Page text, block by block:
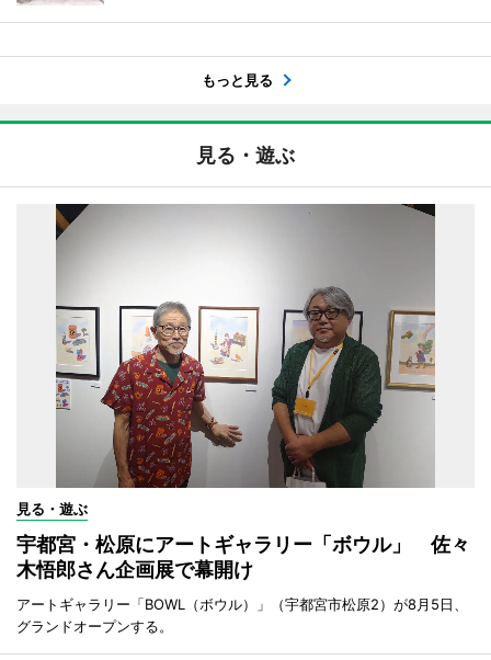
もっと見る
見る・遊ぶ
見る・遊ぶ
宇都宮・松原にアートギャラリー「ボウル」 佐々
木悟郎さん企画展で幕開け
アートギャラリー「BOWL（ボウル）」（宇都宮市松原2）が8月5日、
グランドオープンする。